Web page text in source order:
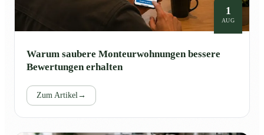
1
AUG
Warum saubere Monteurwohnungen bessere
Bewertungen erhalten
Zum Artikel →